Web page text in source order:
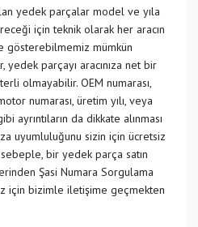
yedek parçalar model ve yıla
için teknik olarak her aracın
mümkün
yedek parçayı aracınıza net bir
olmayabilir. OEM numarası,
numarası, üretim yılı, veya
ayrıntıların da dikkate alınması
uyumluluğunu sizin için ücretsiz
bir yedek parça satın
Şasi Numara Sorgulama
için bizimle iletişime geçmekten